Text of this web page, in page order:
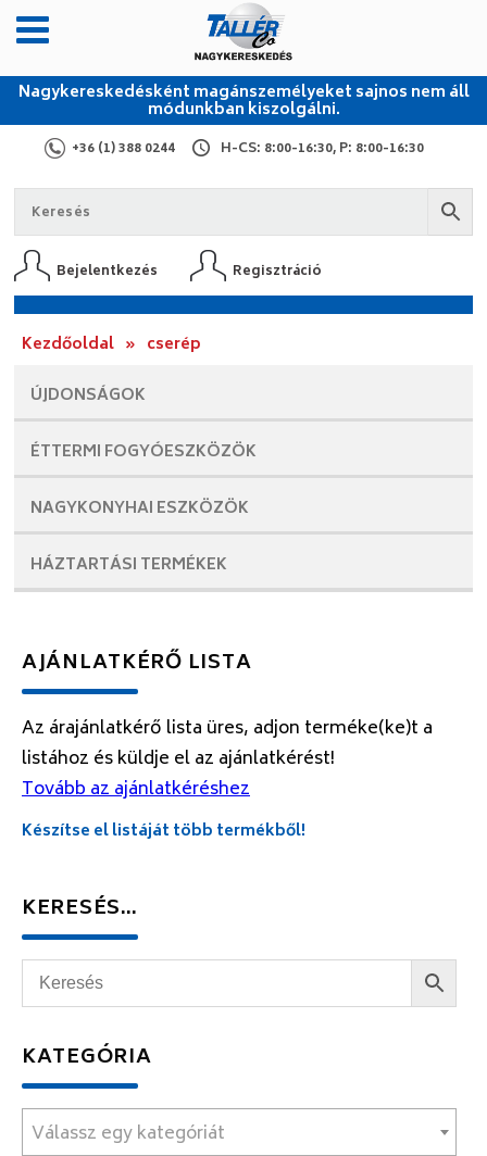
Nagykereskedésként magánszemélyeket sajnos nem áll
módunkban kiszolgálni.
+36 (1) 388 0244 H-CS: 8:00-16:30, P: 8:00-16:30
Bejelentkezés Regisztráció
Kezdőoldal » cserép
ÚJDONSÁGOK
ÉTTERMI FOGYÓESZKÖZÖK
NAGYKONYHAI ESZKÖZÖK
HÁZTARTÁSI TERMÉKEK
AJÁNLATKÉRŐ LISTA
Az árajánlatkérő lista üres, adjon terméke(ke)t a
listához és küldje el az ajánlatkérést!
Tovább az ajánlatkéréshez
Készítse el listáját több termékből!
KERESÉS…
KATEGÓRIA
Válassz egy kategóriát